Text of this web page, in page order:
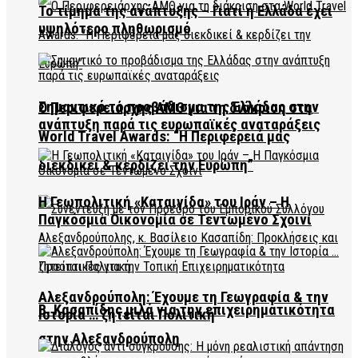
Ο Περιφερειάρχης ΑΜΘ για τη διάκριση στα
World Travel Awards: “Η Περιφέρειά μας
διεκδικεί & κερδίζει την Ευρώπη”
Β. Κασαπίδης μιλά για την επιχειρηματικότητα
στην Αλεξανδρούπολη
Το τίμημα της ανάπτυξης – Γιατί η Ελλάδα έχει
υψηλότερο πληθωρισμό
Σημαντικό το προβάδισμα της Ελλάδας στην
ανάπτυξη παρά τις ευρωπαϊκές αναταράξεις
Η Γεωπολιτική «Καταιγίδα» του Ιράν – Η
Παγκόσμια Οικονομία σε Τεντωμένο Σχοινί
Αλεξανδρούπολη: Έχουμε τη Γεωγραφία & την
Ιστορία … ζητείται Πολιτική